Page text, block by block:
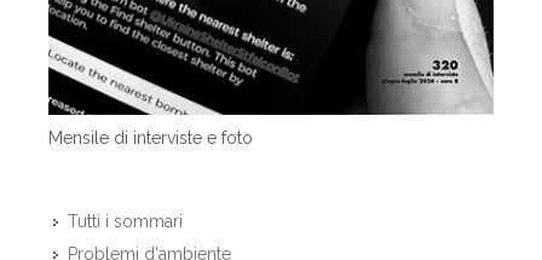
Mensile di interviste e foto
Tutti i sommari
Problemi d'ambiente